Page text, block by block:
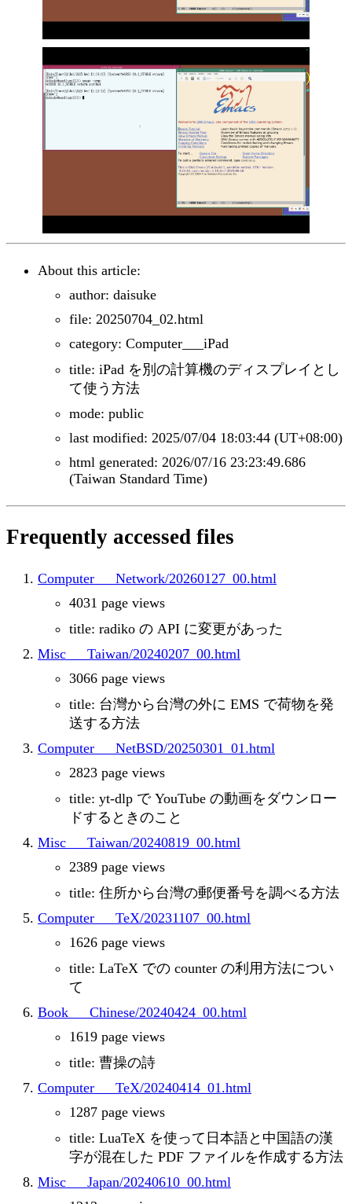
About this article:
author: daisuke
file: 20250704_02.html
category: Computer___iPad
title: iPad を別の計算機のディスプレイとし
て使う方法
mode: public
last modified: 2025/07/04 18:03:44 (UT+08:00)
html generated: 2026/07/16 23:23:49.686
(Taiwan Standard Time)
Frequently accessed files
Computer___Network/20260127_00.html
4031 page views
title: radiko の API に変更があった
Misc___Taiwan/20240207_00.html
3066 page views
title: 台灣から台灣の外に EMS で荷物を発
送する方法
Computer___NetBSD/20250301_01.html
2823 page views
title: yt-dlp で YouTube の動画をダウンロー
ドするときのこと
Misc___Taiwan/20240819_00.html
2389 page views
title: 住所から台灣の郵便番号を調べる方法
Computer___TeX/20231107_00.html
1626 page views
title: LaTeX での counter の利用方法につい
て
Book___Chinese/20240424_00.html
1619 page views
title: 曹操の詩
Computer___TeX/20240414_01.html
1287 page views
title: LuaTeX を使って日本語と中国語の漢
字が混在した PDF ファイルを作成する方法
Misc___Japan/20240610_00.html